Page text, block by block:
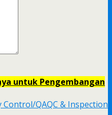
untuk Pengembangan
Control/QAQC & Inspection